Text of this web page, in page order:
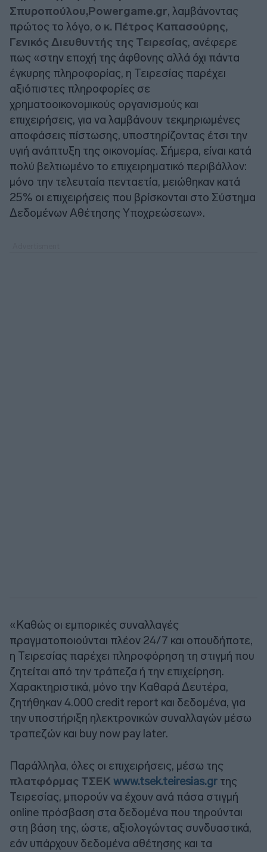
Σπυροπούλου,Powergame.gr, λαμβάνοντας
πρώτος το λόγο, ο κ. Πέτρος Καπασούρης,
Γενικός Διευθυντής της Τειρεσίας, ανέφερε
πως «στην εποχή της άφθονης αλλά όχι πάντα
έγκυρης πληροφορίας, η Τειρεσίας παρέχει
αξιόπιστες πληροφορίες σε
χρηματοοικονομικούς οργανισμούς και
επιχειρήσεις, για να λαμβάνουν τεκμηριωμένες
αποφάσεις πίστωσης, υποστηρίζοντας έτσι την
υγιή ανάπτυξη της οικονομίας. Σήμερα, είναι κατά
πολύ βελτιωμένο το επιχειρηματικό περιβάλλον:
μόνο την τελευταία πενταετία, μειώθηκαν κατά
25% οι επιχειρήσεις που βρίσκονται στο Σύστημα
Δεδομένων Αθέτησης Υποχρεώσεων».
«Καθώς οι εμπορικές συναλλαγές
πραγματοποιούνται πλέον 24/7 και οπουδήποτε,
η Τειρεσίας παρέχει πληροφόρηση τη στιγμή που
ζητείται από την τράπεζα ή την επιχείρηση.
Χαρακτηριστικά, μόνο την Καθαρά Δευτέρα,
ζητήθηκαν 4.000 credit report και δεδομένα, για
την υποστήριξη ηλεκτρονικών συναλλαγών μέσω
τραπεζών και buy now pay later.
Παράλληλα, όλες οι επιχειρήσεις, μέσω της
πλατφόρμας ΤΣΕΚ www.tsek.teiresias.gr της
Τειρεσίας, μπορούν να έχουν ανά πάσα στιγμή
online πρόσβαση στα δεδομένα που τηρούνται
στη βάση της, ώστε, αξιολογώντας συνδυαστικά,
εάν υπάρχουν δεδομένα αθέτησης και τα